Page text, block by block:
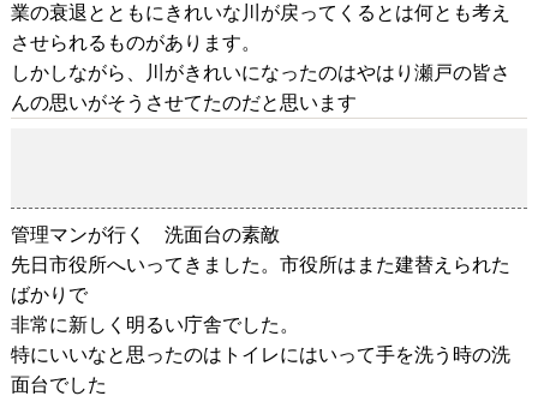
業の衰退とともにきれいな川が戻ってくるとは何とも考え
させられるものがあります。
しかしながら、川がきれいになったのはやはり瀬戸の皆さ
んの思いがそうさせてたのだと思います
管理マンが行く 洗面台の素敵
先日市役所へいってきました。市役所はまた建替えられた
ばかりで
非常に新しく明るい庁舎でした。
特にいいなと思ったのはトイレにはいって手を洗う時の洗
面台でした